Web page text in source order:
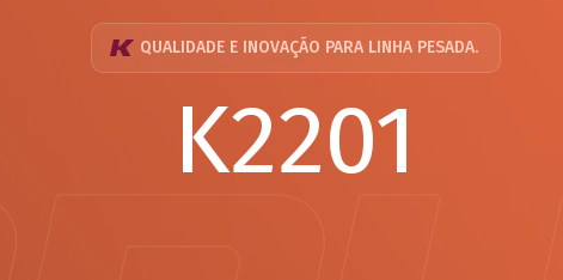
QUALIDADE E INOVAÇÃO PARA LINHA PESADA.
K2201